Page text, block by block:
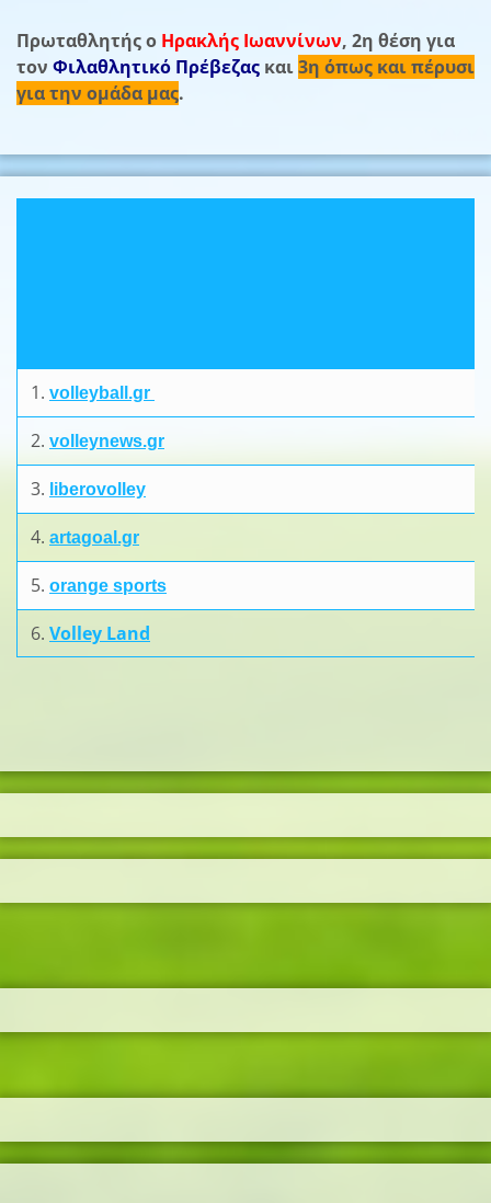
Πρωταθλητής ο Ηρακλής Ιωαννίνων, 2η θέση για
τον Φιλαθλητικό Πρέβεζας και3η όπως και πέρυσι
για την ομάδα μας.
1. volleyball.gr
2. volleynews.gr
3. liberovolley
4. artagoal.gr
5. orange sports
6. Volley Land